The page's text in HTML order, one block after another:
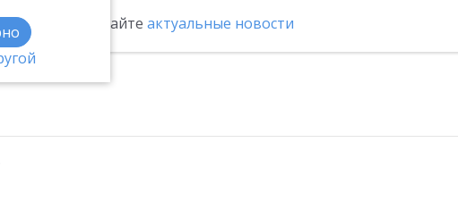
в архиве. Читайте актуальные новости